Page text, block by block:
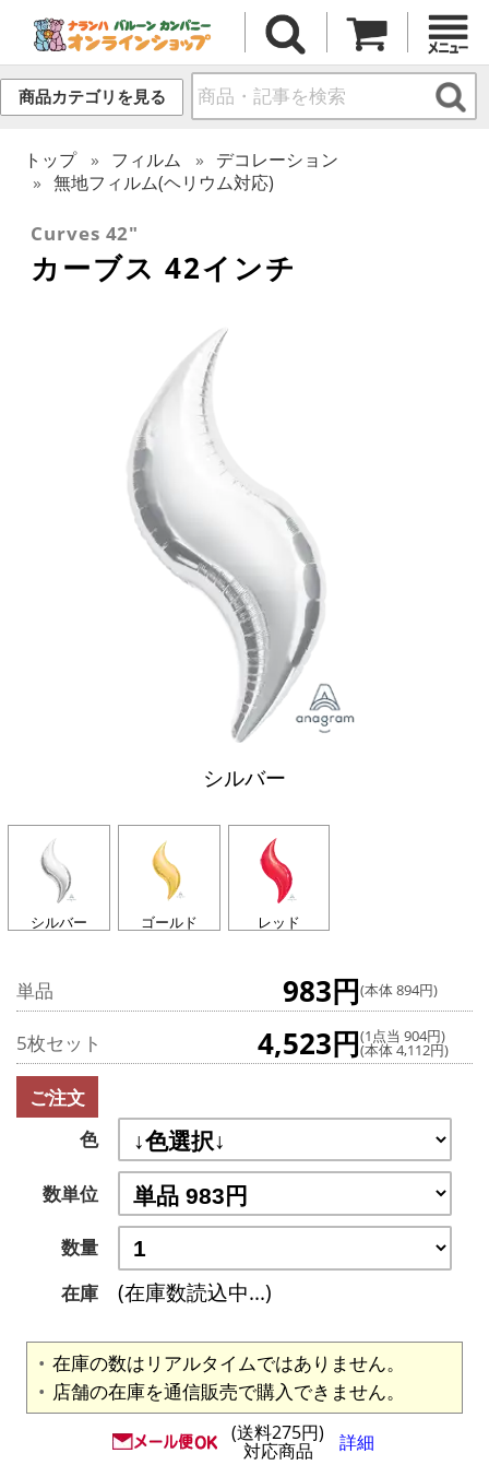
商品カテゴリを見る
トップ フィルム
デコレーション
無地フィルム(ヘリウム対応)
Curves 42"
カーブス 42インチ
シルバー
シルバー ゴールド レッド
単品 983円(本体 894円)
5枚セット 4,523円(1点当 904円)
(本体 4,112円)
ご注文
色
数単位
数量
在庫
(在庫数読込中...)
在庫の数はリアルタイムではありません。
店舗の在庫を通信販売で購入できません。
(送料275円)
対応商品 詳細